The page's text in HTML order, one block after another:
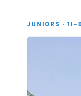
JUNIORS ·